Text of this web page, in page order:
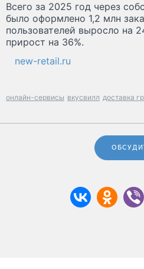
Всего за 2025 год через
было оформлено 1,2 млн
пользователей выросло на
прирост на 36%.
new-retail.ru
онлайн-сервисы вкусвилл доставка